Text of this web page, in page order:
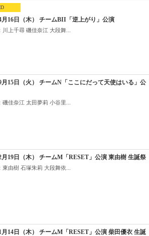
月16日（木） チームBII「逆上がり」公演
川上千尋 磯佳奈江 大段舞...
月15日（火） チームN「ここにだって天使はいる」公
磯佳奈江 太田夢莉 小谷里...
月19日（木） チームM「RESET」公演 東由樹 生誕祭
東由樹 石塚朱莉 大段舞依...
月14日（木） チームM「RESET」公演 柴田優衣 生誕